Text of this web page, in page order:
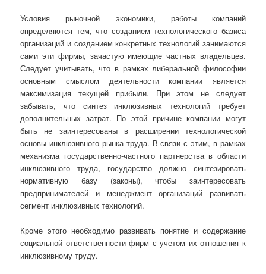
Условия рыночной экономики, работы компаний
определяются тем, что созданием технологического базиса
организаций и созданием конкретных технологий занимаются
сами эти фирмы, зачастую имеющие частных владельцев.
Следует учитывать, что в рамках либеральной философии
основным смыслом деятельности компании является
максимизация текущей прибыли. При этом не следует
забывать, что синтез инклюзивных технологий требует
дополнительных затрат. По этой причине компании могут
быть не заинтересованы в расширении технологической
основы инклюзивного рынка труда. В связи с этим, в рамках
механизма государственно-частного партнерства в области
инклюзивного труда, государство должно синтезировать
нормативную базу (законы), чтобы заинтересовать
предпринимателей и менеджмент организаций развивать
сегмент инклюзивных технологий.
Кроме этого необходимо развивать понятие и содержание
социальной ответственности фирм с учетом их отношения к
инклюзивному труду.